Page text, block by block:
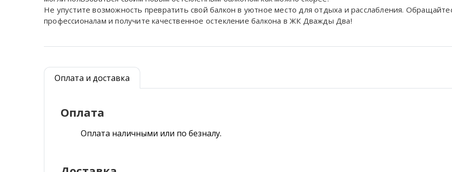
Не упустите возможность превратить свой балкон в уютное место для отдыха и расслабления.
профессионалам и получите качественное остекление балкона в ЖК Дважды Два!
Оплата и доставка
Оплата
Оплата наличными или по безналу.